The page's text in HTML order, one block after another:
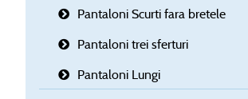
Pantaloni Scurti fara bretele
Pantaloni trei sferturi
Pantaloni Lungi